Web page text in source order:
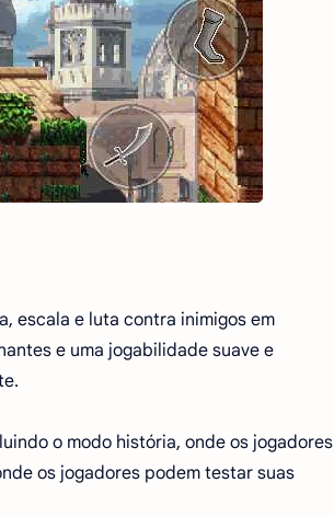
escala e luta contra inimigos em
e uma jogabilidade suave e
o modo história, onde os jogadores
os jogadores podem testar suas